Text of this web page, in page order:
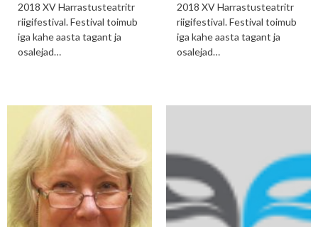
2018 XV Harrastusteatritr
riigifestival. Festival toimub
iga kahe aasta tagant ja
osalejad…
2018 XV Harrastusteatritr
riigifestival. Festival toimub
iga kahe aasta tagant ja
osalejad…